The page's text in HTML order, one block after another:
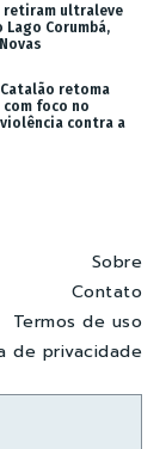
retiram ultraleve
Lago Corumbá,
Catalão retoma
foco no
contra a
Sobre
Contato
Termos de uso
de privacidade